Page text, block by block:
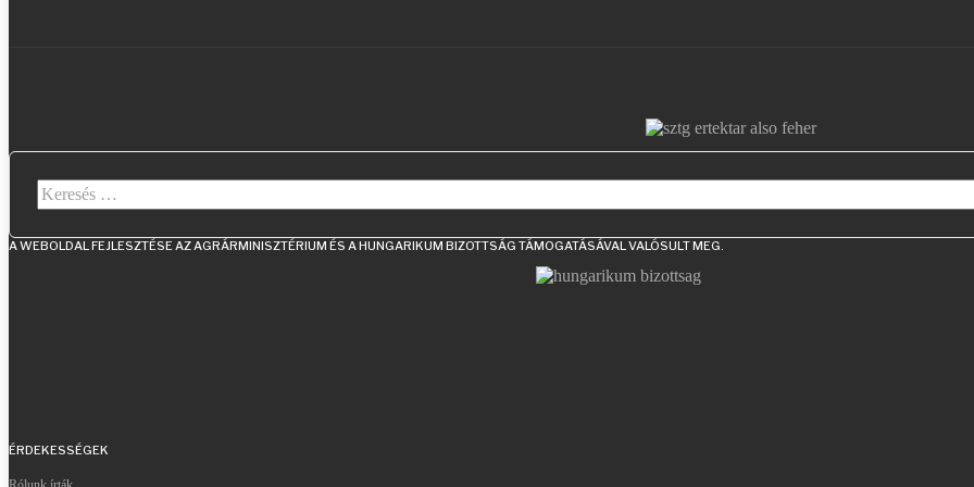
Keresés...
A WEBOLDAL FEJLESZTÉSE AZ AGRÁRMINISZTÉRIUM ÉS A HUNGARIKUM BIZOTTSÁG TÁMOGATÁSÁVAL VALÓSULT MEG.
ÉRDEKESSÉGEK